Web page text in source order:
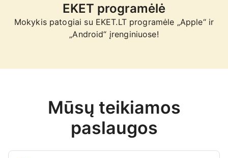
EKET programėlė
Mokykis patogiai su EKET.LT programėle „Apple“ ir
„Android“ įrenginiuose!
Mūsų teikiamos
paslaugos